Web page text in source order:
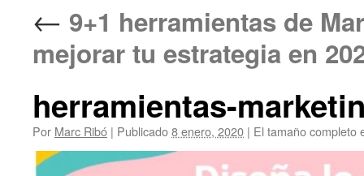
contenido
← 9+1 herramientas de
mejorar tu estrategia en
herramientas-
Por Marc Ribó | Publicado8 enero, 2020 | El tamaño completo